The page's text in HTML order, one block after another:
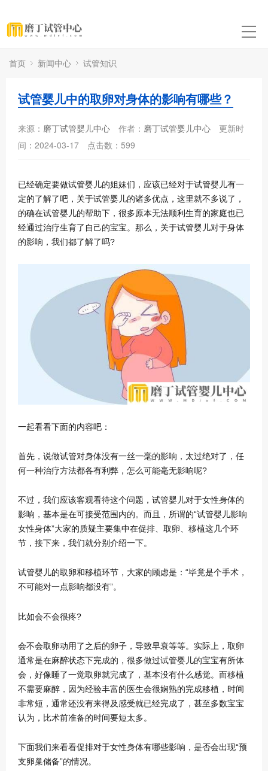
首页 新闻中心 试管知识
试管婴儿中的取卵对身体的影响有哪些？
来源： 磨丁试管婴儿中心 作者： 磨丁试管婴儿中心
更新时
间：2024-03-17
点击数： 599
已经确定要做试管婴儿的姐妹们，应该已经对于试管婴儿有一
定的了解了吧，关于试管婴儿的诸多优点，这里就不多说了，
的确在试管婴儿的帮助下，很多原本无法顺利生育的家庭也已
经通过治疗生育了自己的宝宝。那么，关于试管婴儿对于身体
的影响，我们都了解了吗?
一起看看下面的内容吧：
首先，说做试管对身体没有一丝一毫的影响，太过绝对了，任
何一种治疗方法都各有利弊，怎么可能毫无影响呢?
不过，我们应该客观看待这个问题，试管婴儿对于女性身体的
影响，基本是在可接受范围内的。而且，所谓的“试管婴儿影响
女性身体”大家的质疑主要集中在促排、取卵、移植这几个环
节，接下来，我们就分别介绍一下。
试管婴儿的取卵和移植环节，大家的顾虑是：“毕竟是个手术，
不可能对一点影响都没有”。
比如会不会很疼?
会不会取卵动用了之后的卵子，导致早衰等等。实际上，取卵
通常是在麻醉状态下完成的，很多做过试管婴儿的宝宝有所体
会，好像睡了一觉取卵就完成了，基本没有什么感觉。而移植
不需要麻醉，因为经验丰富的医生会很娴熟的完成移植，时间
非常短，通常还没有来得及感受就已经完成了，甚至多数宝宝
认为，比术前准备的时间要短太多。
下面我们来看看促排对于女性身体有哪些影响，是否会出现“预
支卵巢储备”的情况。